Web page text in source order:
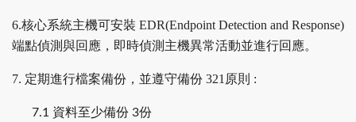
6.核心系統主機可安裝 EDR(Endpoint Detection and Response)
端點偵測與回應，即時偵測主機異常活動並進行回應。
7. 定期進行檔案備份，並遵守備份 321原則 :
7.1 資料至少備份 3份